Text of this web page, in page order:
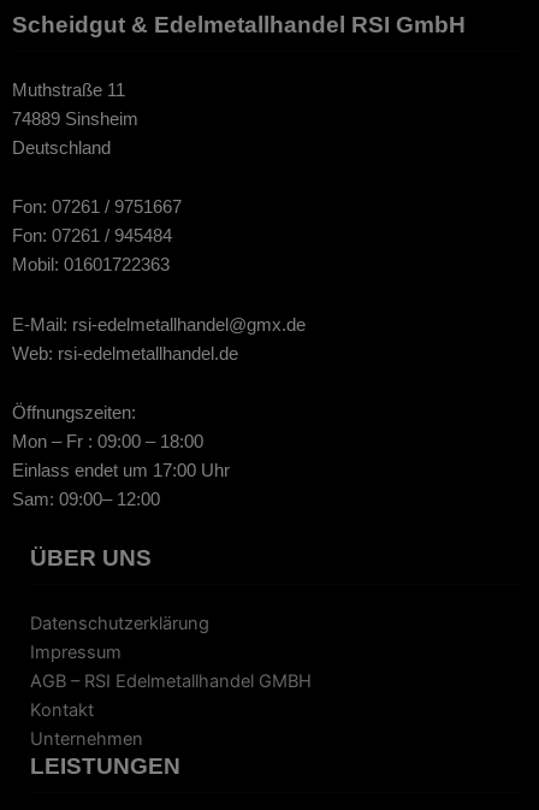
Scheidgut & Edelmetallhandel RSI GmbH
Muthstraße 11
74889 Sinsheim
Deutschland
Fon: 07261 / 9751667
Fon: 07261 / 945484
Mobil: 01601722363
E-Mail: rsi-edelmetallhandel@gmx.de
Web: rsi-edelmetallhandel.de
Öffnungszeiten:
Mon – Fr : 09:00 – 18:00
Einlass endet um 17:00 Uhr
Sam: 09:00– 12:00
ÜBER UNS
Datenschutzerklärung
Impressum
AGB – RSI Edelmetallhandel GMBH
Kontakt
Unternehmen
LEISTUNGEN